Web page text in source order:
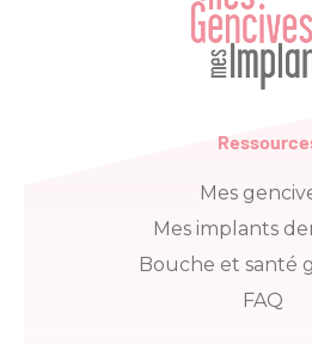
Mes
Mes implants
Bouche et santé
FAQ